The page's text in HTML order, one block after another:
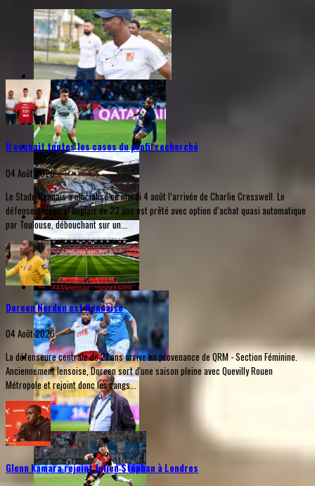
Il cochait toutes les cases du profil recherché
04 Août 2026
Le Stade Rennais a officialisé ce mardi 4 août l’arrivée de Charlie Cresswell. Le
défenseur central anglais de 23 ans est prêté avec option d’achat quasi automatique
par Toulouse, débouchant sur un...
Doreen Norden est Rennaise
04 Août 2026
La défenseure centrale de 21 ans arrive en provenance de QRM - Section Féminine.
Anciennement lensoise, Doreen sort d'une saison pleine avec Quevilly Rouen
Métropole et rejoint donc les rangs...
Glenn Kamara rejoint Julien Stéphan à Londres